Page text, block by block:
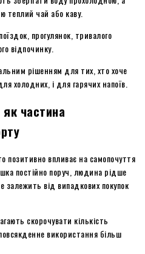
теплий чай або каву.
прогулянок, тривалого
відпочинку.
рішенням для тих, хто хоче
холодних, і для гарячих напоїв.
частина
позитивно впливає на самопочуття
постійно поруч, людина рідше
від випадкових покупок
скорочувати кількість
використання більш